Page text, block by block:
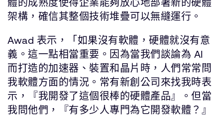
架構，確信其整個技術堆疊可以無縫運行。
Awad 表示，「如果沒有軟體，硬體就沒有意
義。這一點相當重要。因為當我們談論為 AI
而打造的加速器、裝置和晶片時，人們常常問
我軟體方面的情況。常有新創公司來找我時表
示，『我開發了這個很棒的硬體產品』。但當
我問他們，『有多少人專門為它開發軟體？』